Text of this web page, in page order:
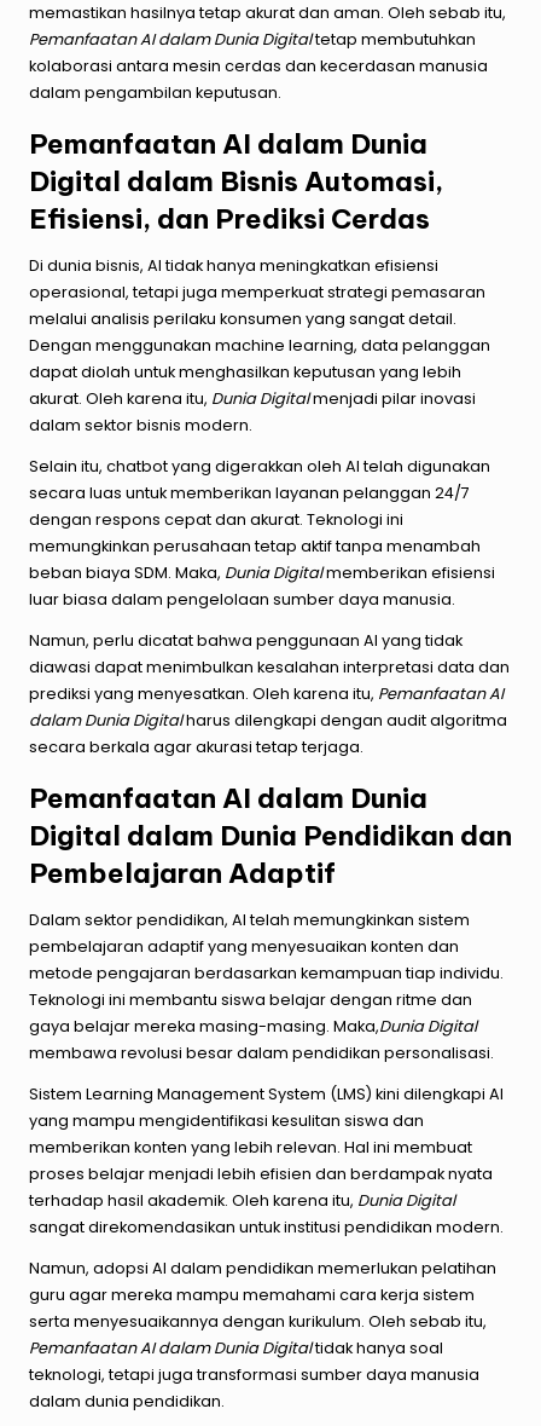
memastikan hasilnya tetap akurat dan aman. Oleh sebab itu,
Pemanfaatan AI dalam Dunia Digitaltetap membutuhkan
kolaborasi antara mesin cerdas dan kecerdasan manusia
dalam pengambilan keputusan.
Pemanfaatan AI dalam Dunia
Digital dalam Bisnis Automasi,
Efisiensi, dan Prediksi Cerdas
Di dunia bisnis, AI tidak hanya meningkatkan efisiensi
operasional, tetapi juga memperkuat strategi pemasaran
melalui analisis perilaku konsumen yang sangat detail.
Dengan menggunakan machine learning, data pelanggan
dapat diolah untuk menghasilkan keputusan yang lebih
akurat. Oleh karena itu, Dunia Digitalmenjadi pilar inovasi
dalam sektor bisnis modern.
Selain itu, chatbot yang digerakkan oleh AI telah digunakan
secara luas untuk memberikan layanan pelanggan 24/7
dengan respons cepat dan akurat. Teknologi ini
memungkinkan perusahaan tetap aktif tanpa menambah
beban biaya SDM. Maka, Dunia Digitalmemberikan efisiensi
luar biasa dalam pengelolaan sumber daya manusia.
Namun, perlu dicatat bahwa penggunaan AI yang tidak
diawasi dapat menimbulkan kesalahan interpretasi data dan
prediksi yang menyesatkan. Oleh karena itu, Pemanfaatan AI
dalam Dunia Digitalharus dilengkapi dengan audit algoritma
secara berkala agar akurasi tetap terjaga.
Pemanfaatan AI dalam Dunia
Digital dalam Dunia Pendidikan dan
Pembelajaran Adaptif
Dalam sektor pendidikan, AI telah memungkinkan sistem
pembelajaran adaptif yang menyesuaikan konten dan
metode pengajaran berdasarkan kemampuan tiap individu.
Teknologi ini membantu siswa belajar dengan ritme dan
gaya belajar mereka masing-masing. Maka,Dunia Digital
membawa revolusi besar dalam pendidikan personalisasi.
Sistem Learning Management System (LMS) kini dilengkapi AI
yang mampu mengidentifikasi kesulitan siswa dan
memberikan konten yang lebih relevan. Hal ini membuat
proses belajar menjadi lebih efisien dan berdampak nyata
terhadap hasil akademik. Oleh karena itu, Dunia Digital
sangat direkomendasikan untuk institusi pendidikan modern.
Namun, adopsi AI dalam pendidikan memerlukan pelatihan
guru agar mereka mampu memahami cara kerja sistem
serta menyesuaikannya dengan kurikulum. Oleh sebab itu,
Pemanfaatan AI dalam Dunia Digitaltidak hanya soal
teknologi, tetapi juga transformasi sumber daya manusia
dalam dunia pendidikan.